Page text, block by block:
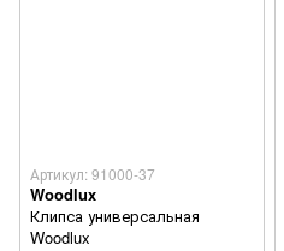
Артикул: 91000-37
Woodlux
Клипса универсальная
Woodlux